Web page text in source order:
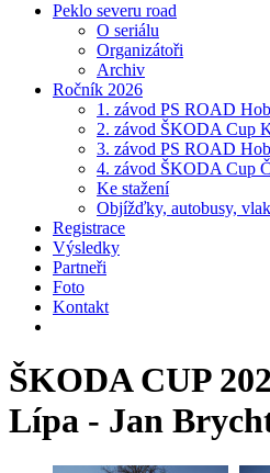
Peklo severu road
O seriálu
Organizátoři
Archiv
Ročník 2026
1. závod PS ROAD
2. závod ŠKODA Cup
3. závod PS ROAD
4. závod ŠKODA Cup
Ke stažení
Objížďky, autobusy,
Registrace
Výsledky
Partneři
Foto
Kontakt
ŠKODA CUP
Lípa - Jan